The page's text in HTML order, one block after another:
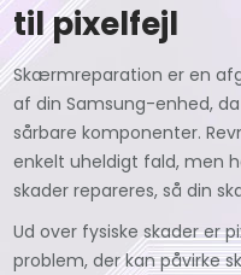
til pixelfejl
Skærmreparation er en
af din Samsung-enhed,
sårbare komponenter.
enkelt uheldigt fald, men
skader repareres, så din
Ud over fysiske skader er
problem, der kan påvirke